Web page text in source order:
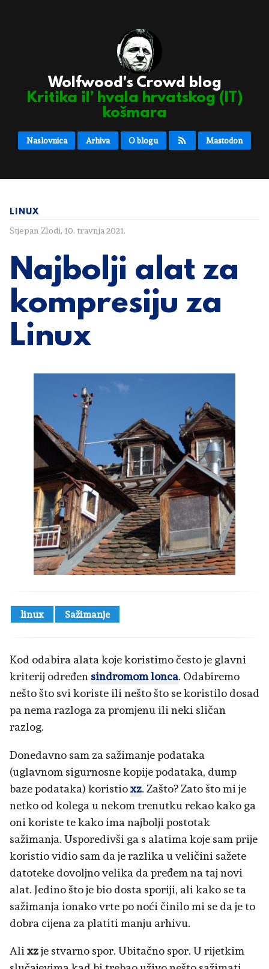
Wolfwood's Crowd blog
Kritika il’ hvala hrvatskog (IT)
košmara
Naslovnica Arhiva O blogu Mastodon
LINUX
Stjepan Zlodi, 10. travnja 2021.
Najbolji alat za
kompresiju za
Linux
linux Sažimanje
Kod odabira alata koje koristimo često je glavni
kriterij određen sindromom lonca. Odabiremo
nešto što svi koriste ili nešto što se koristilo dosad
pa nema razloga za promjenu ili neki sličan
razlog.
Donedavno sam za sažimanje podataka
(uglavnom sigurnosne kopije podataka, dump
baze podataka) koristioxz. Zašto? Zato što mi je
netko od kolega u nekom trenutku rekao kako ga
oni koriste te kako ima najbolji postotak
sažimanja. Usporedivši ga s alatima koje sam prije
koristio vidio sam da je razlika u veličini sažete
datoteke dovoljno velika da pređem na taj novi
alat. Jedino što je bio dosta sporiji, ali kako se ta
sažimanja ionako vrte po noći činilo mi se da je to
dobra cijena za platiti manju arhivu.
Ali xzje stvarno spor. Ubitačno spor. U rijetkim